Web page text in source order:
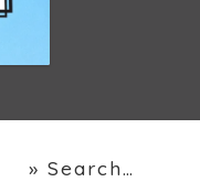
» Search…